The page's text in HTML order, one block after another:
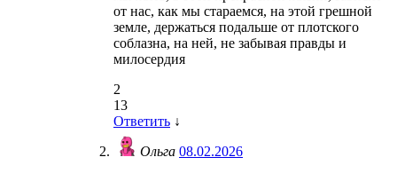
от нас, как мы стараемся, на этой грешной
земле, держаться подальше от плотского
соблазна, на ней, не забывая правды и
милосердия
2
13
Ответить ↓
Ольга 08.02.2026